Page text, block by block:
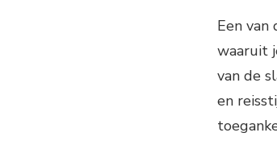
Een van
waaruit
van de
en